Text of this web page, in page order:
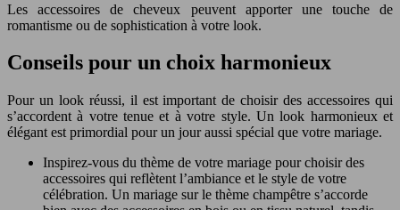
Les accessoires de cheveux peuvent apporter une touche de
romantisme ou de sophistication à votre look.
Conseils pour un choix harmonieux
Pour un look réussi, il est important de choisir des accessoires qui
s’accordent à votre tenue et à votre style. Un look harmonieux et
élégant est primordial pour un jour aussi spécial que votre mariage.
Inspirez-vous du thème de votre mariage pour choisir des
accessoires qui reflètent l’ambiance et le style de votre
célébration. Un mariage sur le thème champêtre s’accorde